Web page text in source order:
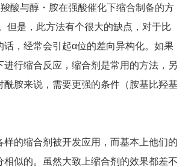
酸与醇・胺在强酸催化下缩合制备的方
但是，此方法有个很大的缺点，对于比
话，经常会引起α位的差向异构化。如果
进行缩合反应，缩合剂是常用的方法，另
酰胺来说，需要更强的条件（胺基比羟基
样的缩合剂被开发应用，而基本上他们的
相似的。虽然大致上缩合剂的效果都差不